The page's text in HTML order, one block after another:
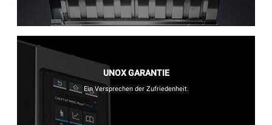
UNOX GARANTIE
Ein Versprechen der Zufriedenheit.